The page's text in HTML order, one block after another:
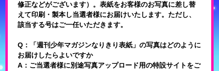
修正などがございます）。表紙をお客様のお写真に差し替
えて印刷・製本し当選者様にお届けいたします。ただし、
該当する号はご一任いただきます。
Q：「週刊少年マガジンなりきり表紙」の写真はどのように
お届けしたらよいですか
A：ご当選者様に別途写真アップロード用の特設サイトをご